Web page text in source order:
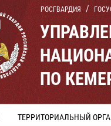
РОСГВАРДИЯ
ПО
ТЕРРИТОРИАЛЬНЫЙ